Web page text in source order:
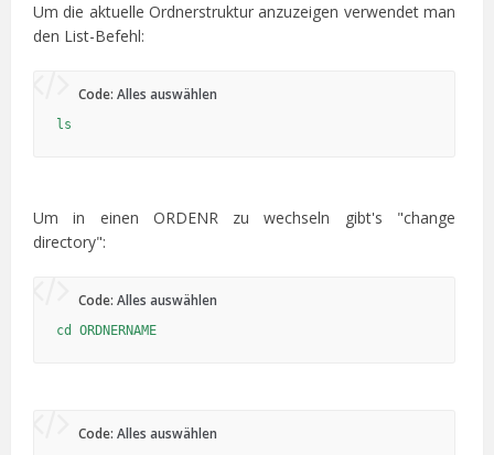
Um die aktuelle Ordnerstruktur anzuzeigen verwendet man
den List-Befehl:
Code: Alles auswählen
ls
Um in einen ORDENR zu wechseln gibt's "change
directory":
Code: Alles auswählen
cd ORDNERNAME
Code: Alles auswählen